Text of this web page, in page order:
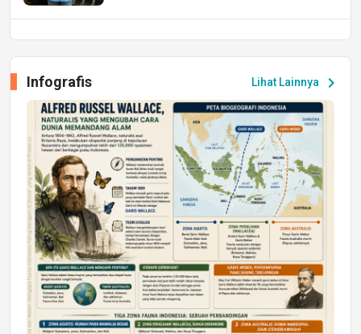
Peluang Kerja dan Magang
Jumat, 17 Jul 2026 22:30
DAERAH
Astra Motor Kalimantan Timur 2 Dukung
Mahasiswa Samarinda dalam Astra
Honda SDGs Future Leaders 2026
Jumat, 10 Jul 2026 19:01
Lihat Lainnya chevron_right
Infografis